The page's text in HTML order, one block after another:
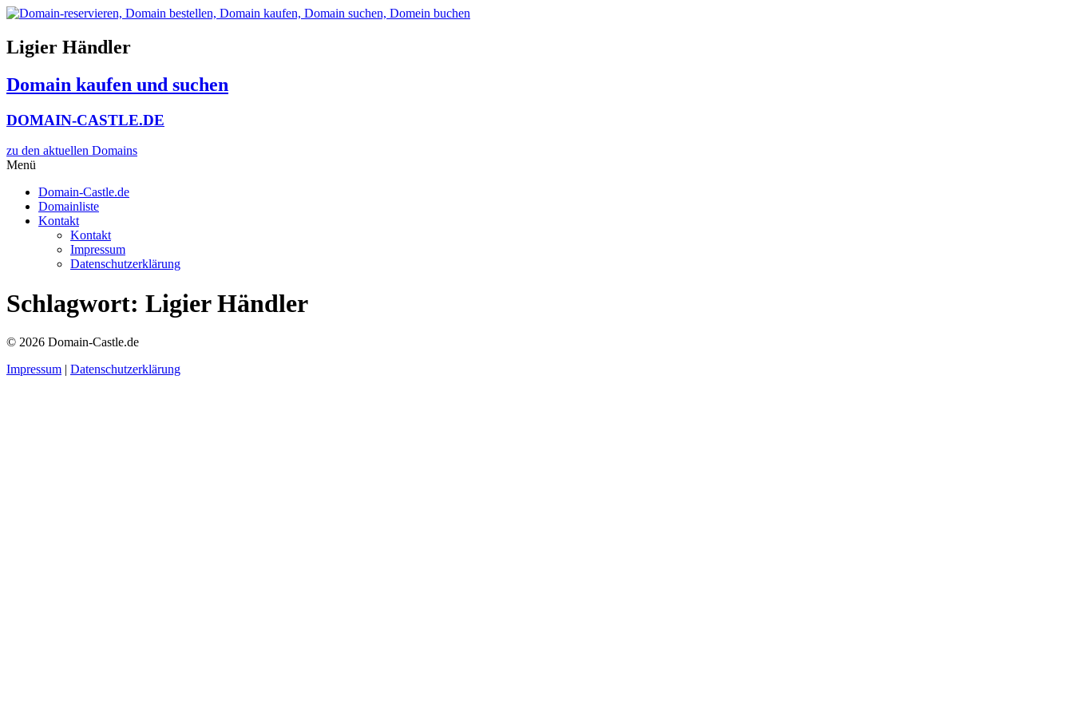
Zum
wechseln
Ligier Händler
Domain kaufen und suchen
DOMAIN-CASTLE.DE
zu den aktuellen Domains​
Menü
Domain-Castle.de
Domainliste
Kontakt
Kontakt
Impressum
Datenschutzerklärung
Schlagwort: Ligier Händler
© 2026 Domain-Castle.de
Impressum | Datenschutzerklärung